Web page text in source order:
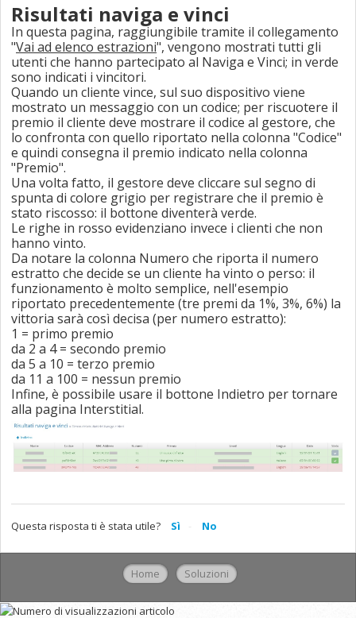
Risultati naviga e vinci
In questa pagina, raggiungibile tramite il collegamento
"Vai ad elenco estrazioni", vengono mostrati tutti gli
utenti che hanno partecipato al Naviga e Vinci; in verde
sono indicati i vincitori.
Quando un cliente vince, sul suo dispositivo viene
mostrato un messaggio con un codice; per riscuotere il
premio il cliente deve mostrare il codice al gestore, che
lo confronta con quello riportato nella colonna "Codice"
e quindi consegna il premio indicato nella colonna
"Premio".
Una volta fatto, il gestore deve cliccare sul segno di
spunta di colore grigio per registrare che il premio è
stato riscosso: il bottone diventerà verde.
Le righe in rosso evidenziano invece i clienti che non
hanno vinto.
Da notare la colonna Numero che riporta il numero
estratto che decide se un cliente ha vinto o perso: il
funzionamento è molto semplice, nell'esempio
riportato precedentemente (tre premi da 1%, 3%, 6%) la
vittoria sarà così decisa (per numero estratto):
1 = primo premio
da 2 a 4 = secondo premio
da 5 a 10 = terzo premio
da 11 a 100 = nessun premio
Infine, è possibile usare il bottone Indietro per tornare
alla pagina Interstitial.
Questa risposta ti è stata utile? Sì No
Home Soluzioni